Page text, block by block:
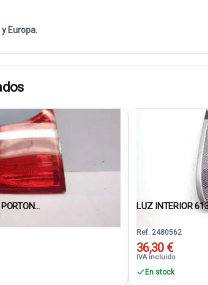
Europa.
LUZ INTERIOR
Ref. 2480562
36,30 €
IVA incluido
En stock